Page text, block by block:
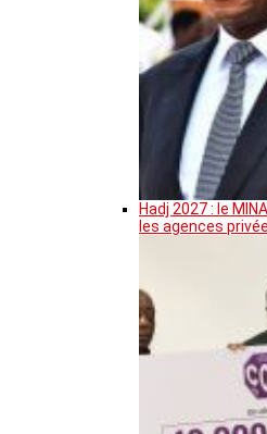
Hadj 2027 : le
les agences